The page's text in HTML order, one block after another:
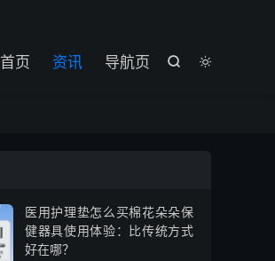


首页 资讯 导航页
医用护理垫怎么买棉花朵朵保
健器具使用体验：比传统方式
好在哪？